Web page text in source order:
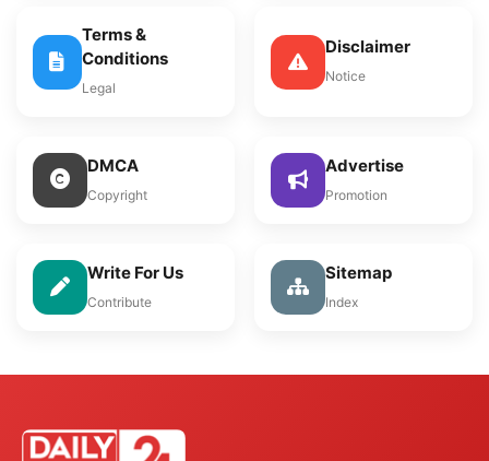
Terms &
Conditions
Legal
Disclaimer
Notice
DMCA
Copyright
Advertise
Promotion
Write For Us
Contribute
Sitemap
Index